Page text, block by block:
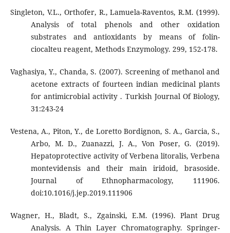
Singleton, V.L., Orthofer, R., Lamuela-Raventos, R.M. (1999).
Analysis of total phenols and other oxidation
substrates and antioxidants by means of folin-
ciocalteu reagent, Methods Enzymology. 299, 152-178.
Vaghasiya, Y., Chanda, S. (2007). Screening of methanol and
acetone extracts of fourteen indian medicinal plants
for antimicrobial activity . Turkish Journal Of Biology,
31:243-24
Vestena, A., Piton, Y., de Loretto Bordignon, S. A., Garcia, S.,
Arbo, M. D., Zuanazzi, J. A., Von Poser, G. (2019).
Hepatoprotective activity of Verbena litoralis, Verbena
montevidensis and their main iridoid, brasoside.
Journal of Ethnopharmacology, 111906.
doi:10.1016/j.jep.2019.111906
Wagner, H., Bladt, S., Zgainski, E.M. (1996). Plant Drug
Analysis. A Thin Layer Chromatography. Springer-